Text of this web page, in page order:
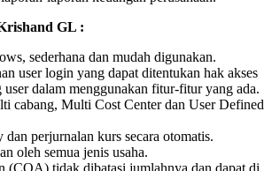
GL :
sederhana dan mudah digunakan.
user login yang dapat ditentukan hak akses
user dalam menggunakan fitur-fitur yang ada.
cabang, Multi Cost Center dan User Defined
perjurnalan kurs secara otomatis.
oleh semua jenis usaha.